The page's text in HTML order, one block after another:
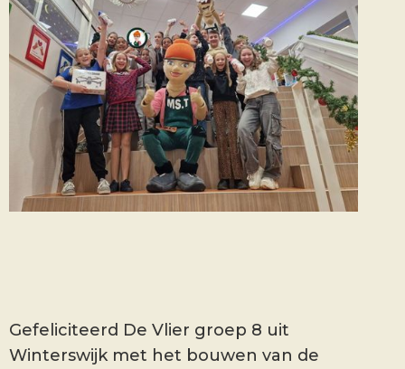
Gefeliciteerd De Vlier groep 8 uit
Winterswijk met het bouwen van de